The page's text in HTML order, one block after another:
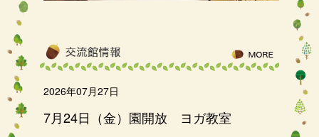
2026年07月27日
7月24日（金）園開放 ヨガ教室